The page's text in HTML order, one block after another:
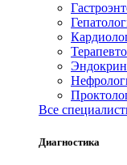
Гепатолог
Терапевт
Нефролог
Все
Диагностика